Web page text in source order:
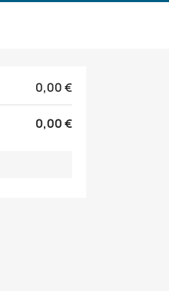
0,00 €
0,00 €